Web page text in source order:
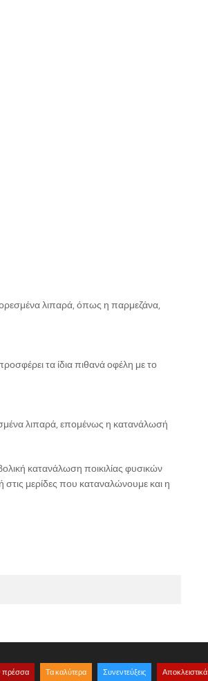
λιπαρά, όπως η παρμεζάνα,
τα ίδια πιθανά οφέλη με το
λιπαρά, επομένως η κατανάλωσή
κατανάλωση ποικιλίας φυσικών
στις μερίδες που καταναλώνουμε και η
πρέσσα Τα καλύτερα Συνεντεύξεις Αποκλειστικά